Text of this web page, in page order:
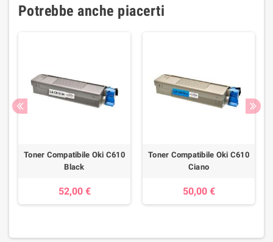
Potrebbe anche piacerti
Toner Compatibile Oki C610
Black
52,00 €
Toner Compatibile Oki C610
Ciano
50,00 €